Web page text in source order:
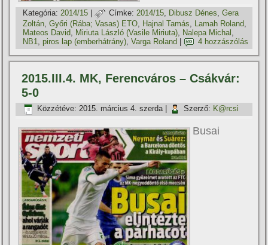
Kategória: 2014/15 | Címke: 2014/15, Dibusz Dénes,Gera
Zoltán ,Győri (Rába; Vasas) ETO Hajnal Tamás Lamah Roland
Mateos David Miriuta László (Vasile Miriuta) Nalepa Michal
NB1,piros lap (emberhátrány),Varga Roland 4 hozzászólás
2015.III.4. MK, Ferencváros – Csákvár:
5-0
Közzétéve: 2015. március 4. szerda| Szerző: K@rcsi
Busai